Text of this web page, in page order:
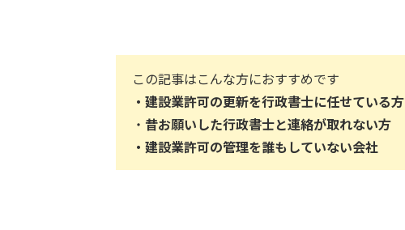
この記事はこんな方におすすめです
・ 建設業許可の更新を行政書士に任せている方
・ 昔お願いした行政書士と連絡が取れない方
・ 建設業許可の管理を誰もしていない会社